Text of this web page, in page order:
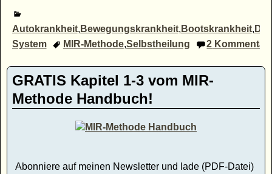
Autokrankheit, Bewegungskrankheit, Bootskrankheit,
System
MIR-Methode,Selbstheilung 2
GRATIS Kapitel 1-3 vom MIR-
Methode Handbuch!
Abonniere auf meinen Newsletter und lade (PDF-Datei)